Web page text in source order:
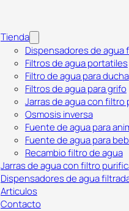
Tienda
Dispensadores de agua
Filtros de agua portatiles
Filtro de agua para ducha
Filtros de agua para grifo
Jarras de agua con filtro
Osmosis inversa
Fuente de agua para
Fuente de agua para
Recambio filtro de agua
Jarras de agua con filtro
Dispensadores de agua
Articulos
Contacto